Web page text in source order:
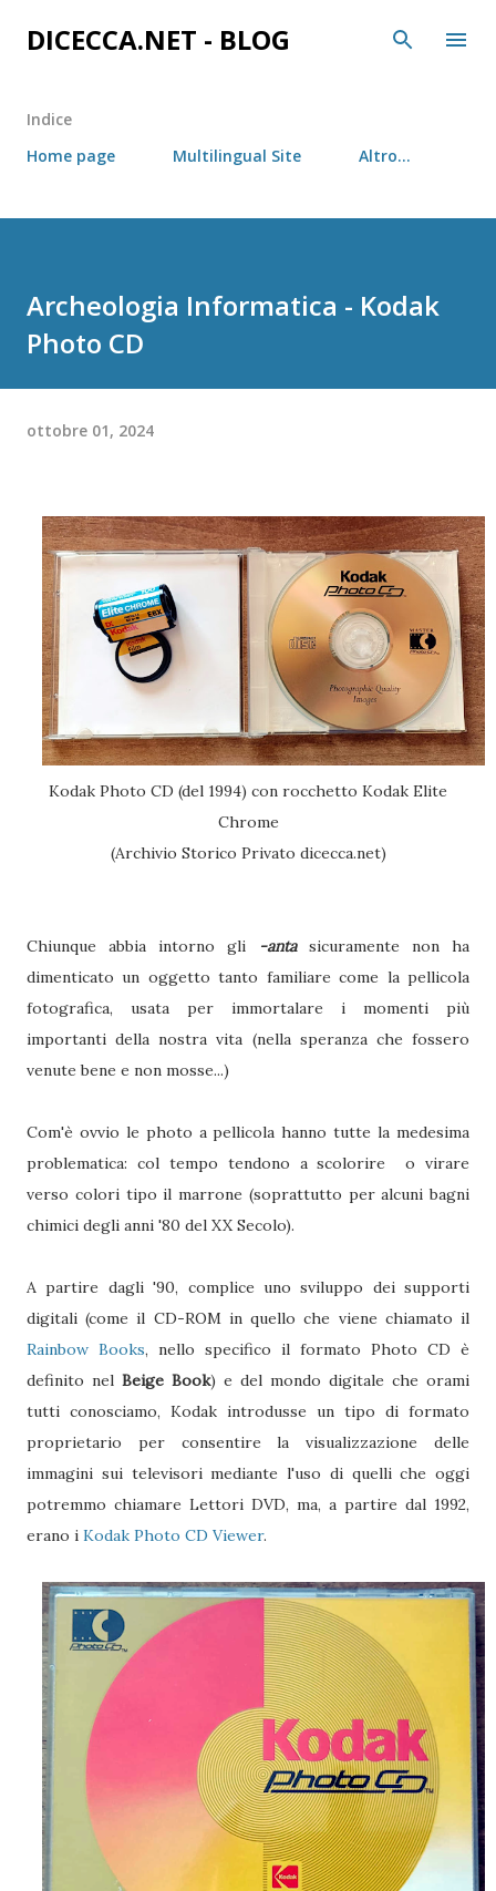
Passa ai contenuti principali
DICECCA.NET - BLOG
Indice
Home page
Multilingual Site Altro…
Archeologia Informatica - Kodak
Photo CD
ottobre 01, 2024
Kodak Photo CD (del 1994) con rocchetto Kodak Elite
Chrome
(Archivio Storico Privato dicecca.net)
Chiunque abbia intorno gli -antasicuramente non ha
dimenticato un oggetto tanto familiare come la pellicola
fotografica, usata per immortalare i momenti più
importanti della nostra vita (nella speranza che fossero
venute bene e non mosse...)
Com'è ovvio le photo a pellicola hanno tutte la medesima
problematica: col tempo tendono a scolorire o virare
verso colori tipo il marrone (soprattutto per alcuni bagni
chimici degli anni '80 del XX Secolo).
A partire dagli '90, complice uno sviluppo dei supporti
digitali (come il CD-ROM in quello che viene chiamato il
Rainbow Books, nello specifico il formato Photo CD è
definito nel Beige Book) e del mondo digitale che orami
tutti conosciamo, Kodak introdusse un tipo di formato
proprietario per consentire la visualizzazione delle
immagini sui televisori mediante l'uso di quelli che oggi
potremmo chiamare Lettori DVD, ma, a partire dal 1992,
erano i Kodak Photo CD Viewer.